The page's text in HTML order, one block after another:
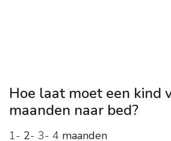
Hoe laat moet een kind
maanden naar bed?
1- 2- 3- 4 maanden